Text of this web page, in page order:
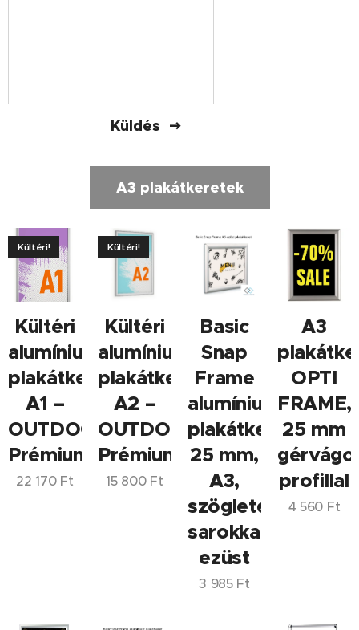
Küldés
A3 plakátkeretek
Kültéri
alumínium
plakátkeret
A1 –
OUTDOOR
Prémium
Kültéri!
22 170Ft
Kültéri
alumínium
plakátkeret
A2 –
OUTDOOR
Prémium
Kültéri!
15 800Ft
Basic
Snap
Frame
alumínium
plakátkeret
25 mm,
A3,
szögletes
sarokkal,
ezüst
3 985Ft
A3
OPTI
FRAME,
25 mm
profillal
4 560 Ft